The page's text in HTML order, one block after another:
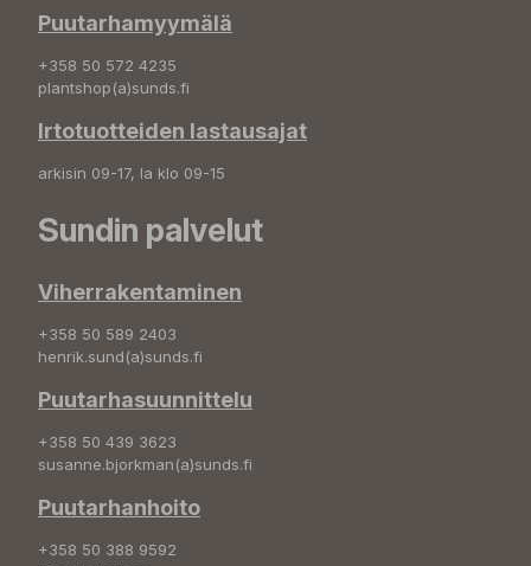
Puutarhamyymälä
+358 50 572 4235
plantshop(a)sunds.fi
Irtotuotteiden lastausajat
arkisin 09-17, la klo 09-15
Sundin palvelut
Viherrakentaminen
+358 50 589 2403
henrik.sund(a)sunds.fi
Puutarhasuunnittelu
+358 50 439 3623
susanne.bjorkman(a)sunds.fi
Puutarhanhoito
+358 50 388 9592